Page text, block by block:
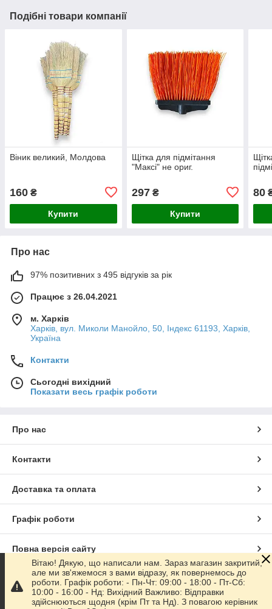
Подібні товари компанії
Віник великий, Молдова
160 ₴
Купити
Щітка для підмітання
"Максі" не ориг.
297₴
Купити
80
Про нас
97% позитивних з 495 відгуків за рік
Працює з 26.04.2021
м. Харків
Харків, вул. Миколи Манойло, 50, Індекс 61193, Харків,
Україна
Контакти
Сьогодні вихідний
Показати весь графік роботи
Про нас
Контакти
Доставка та оплата
Графік роботи
Повна версія сайту
Сайт створено на маркетплейсіProm.ua
Вітаю! Дякую, що написали нам. Зараз магазин закритий,
але ми зв'яжемося з вами відразу, як повернемось до
роботи. Графік роботи: - Пн-Чт: 09:00 - 18:00 - Пт-Сб:
10:00 - 16:00 - Нд: Вихідний Важливо: Відправки
здійснюються щодня (крім Пт та Нд). З повагою керівник